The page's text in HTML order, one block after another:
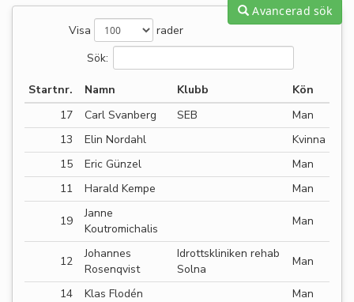
Avancerad sök
Visa
rader
Sök:
Startnr. Namn Klubb
Kön
17
Carl Svanberg SEB
Man
13
Elin Nordahl
Kvinna
15
Eric Günzel
Man
11
Harald Kempe Man
19
Janne
Koutromichalis
Man
12
Johannes
Rosenqvist
Idrottskliniken rehab
Solna
Man
14 Klas Flodén
Man